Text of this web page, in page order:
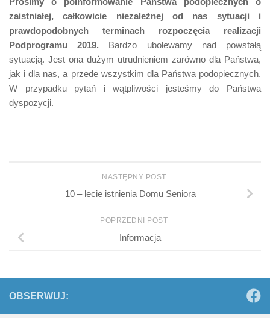
zaistniałej, całkowicie niezależnej od nas sytuacji i
prawdopodobnych terminach rozpoczęcia realizacji
Podprogramu 2019. Bardzo ubolewamy nad powstałą
sytuacją. Jest ona dużym utrudnieniem zarówno dla Państwa,
jak i dla nas, a przede wszystkim dla Państwa podopiecznych.
W przypadku pytań i wątpliwości jesteśmy do Państwa
dyspozycji.
NASTĘPNY POST
10 – lecie istnienia Domu Seniora
POPRZEDNI POST
Informacja
OBSERWUJ: